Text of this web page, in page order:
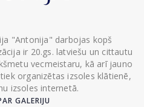
"Antonija" darbojas kopš
ir 20.gs. latviešu un cittautu
vecmeistaru, kā arī jauno
organizētas izsoles klātienē,
izsoles internetā.
GALERIJU